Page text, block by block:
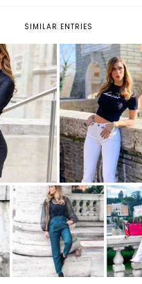
SIMILAR ENTRIES
RITORNO
TRE TREND DA
QUESTA
PANTALONI: DUE
MODELLI DA NON
PERDERE
QUEST'INVERNO
3